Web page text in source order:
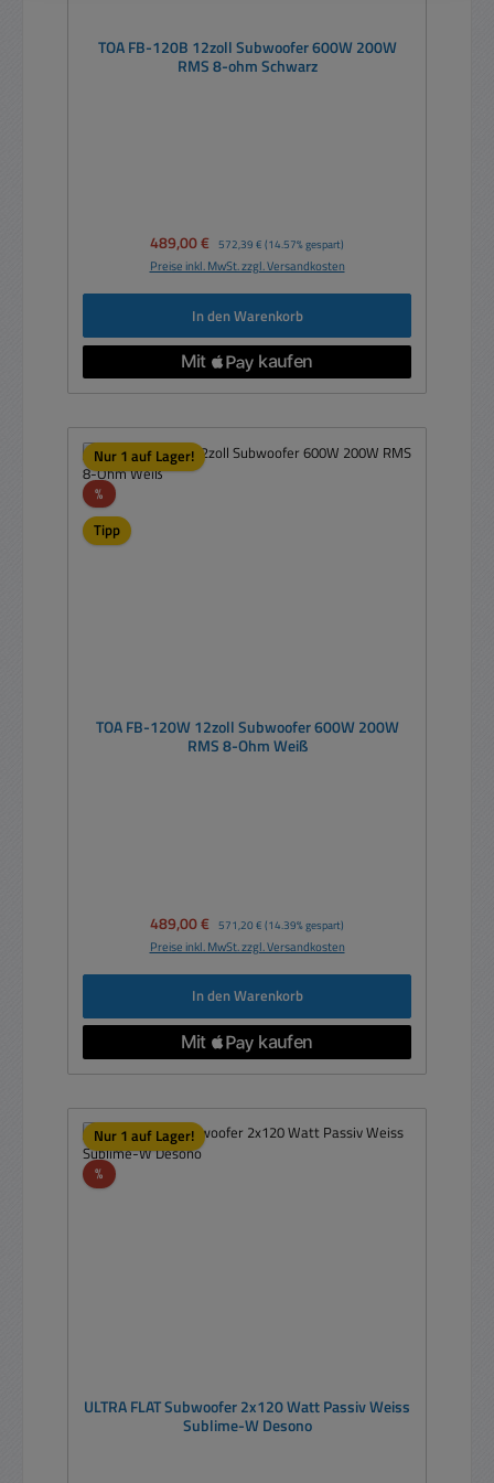
TOA FB-120B 12zoll Subwoofer 600W 200W
RMS 8-ohm Schwarz
Verkaufspreis:
489,00 € Regulärer Preis:
572,39 € (14.57% gespart)
Preise inkl. MwSt. zzgl. Versandkosten
In den Warenkorb
Nur 1 auf Lager!
%Rabatt
Tipp
TOA FB-120W 12zoll Subwoofer 600W 200W
RMS 8-Ohm Weiß
Verkaufspreis:
489,00 € Regulärer Preis:
571,20 € (14.39% gespart)
Preise inkl. MwSt. zzgl. Versandkosten
In den Warenkorb
Nur 1 auf Lager!
%Rabatt
ULTRA FLAT Subwoofer 2x120 Watt Passiv Weiss
Sublime-W Desono